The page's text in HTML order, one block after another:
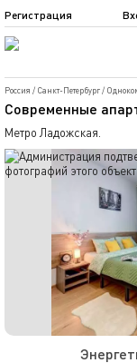
Регистрация
Россия / Санкт-Петербург/
Современные
Метро Ладожская.